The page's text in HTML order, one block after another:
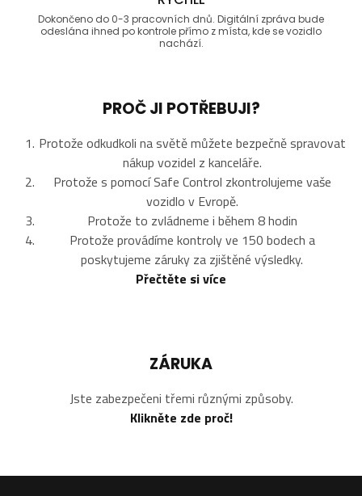
Dokončeno do 0-3 pracovních dnů. Digitální zpráva bude
odeslána ihned po kontrole přímo z místa, kde se vozidlo
nachází.
PROČ JI POTŘEBUJI?
Protože odkudkoli na světě můžete bezpečně spravovat
nákup vozidel z kanceláře.
Protože s pomocí Safe Control zkontrolujeme vaše
vozidlo v Evropě.
Protože to zvládneme i během 8 hodin
Protože provádíme kontroly ve 150 bodech a
poskytujeme záruky za zjištěné výsledky.
Přečtěte si více
ZÁRUKA
Jste zabezpečeni třemi různými způsoby.
Klikněte zde proč!